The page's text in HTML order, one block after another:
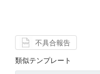
不具合報告
類似テンプレート